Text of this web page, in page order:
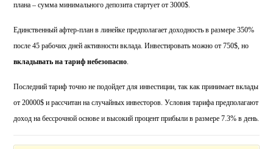
плана – сумма минимального депозита стартует от 3000$.
Единственный афтер-план в линейке предполагает доходность в размере 350%
после 45 рабочих дней активности вклада. Инвестировать можно от 750$, но
вкладывать на тариф небезопасно.
Последний тариф точно не подойдет для инвестиции, так как принимает вклады
от 20000$ и рассчитан на случайных инвесторов. Условия тарифа предполагают
доход на бессрочной основе и высокий процент прибыли в размере 7.3% в день.